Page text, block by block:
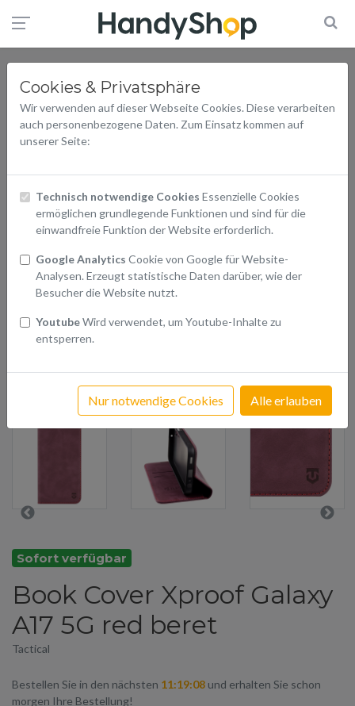
Cookies & Privatsphäre
Wir verwenden auf dieser Webseite Cookies. Diese verarbeiten
auch personenbezogene Daten. Zum Einsatz kommen auf
unserer Seite:
Technisch notwendige Cookies Essenzielle Cookies
ermöglichen grundlegende Funktionen und sind für die
einwandfreie Funktion der Website erforderlich.
Google Analytics Cookie von Google für Website-
Analysen. Erzeugt statistische Daten darüber, wie der
Besucher die Website nutzt.
YoutubeWird verwendet, um Youtube-Inhalte zu
entsperren.
Nur notwendige Cookies Alle erlauben
Sofort verfügbar
Book Cover Xproof Galaxy
A17 5G red beret
Tactical
Bestellen Sie in den nächsten 11:19:08 und erhalten Sie schon
morgen Ihre Bestellung!